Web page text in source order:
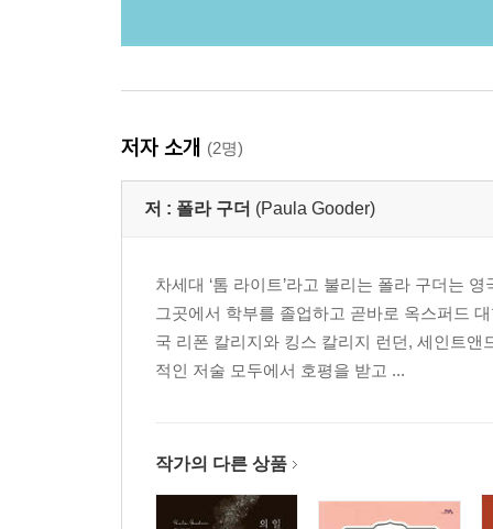
저자 소개 (2명)
저 : 폴라 구더 (Paula Gooder)
차세대 ‘톰 라이트’라고 불리는 폴라 구더는
그곳에서 학부를 졸업하고 곧바로 옥스퍼드
국 리폰 칼리지와 킹스 칼리지 런던, 세인트
적인 저술 모두에서 호평을 받고 ...
작가의 다른 상품